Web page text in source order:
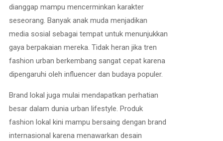
dianggap mampu mencerminkan karakter
seseorang. Banyak anak muda menjadikan
media sosial sebagai tempat untuk menunjukkan
gaya berpakaian mereka. Tidak heran jika tren
fashion urban berkembang sangat cepat karena
dipengaruhi oleh influencer dan budaya populer.
Brand lokal juga mulai mendapatkan perhatian
besar dalam dunia urban lifestyle. Produk
fashion lokal kini mampu bersaing dengan brand
internasional karena menawarkan desain